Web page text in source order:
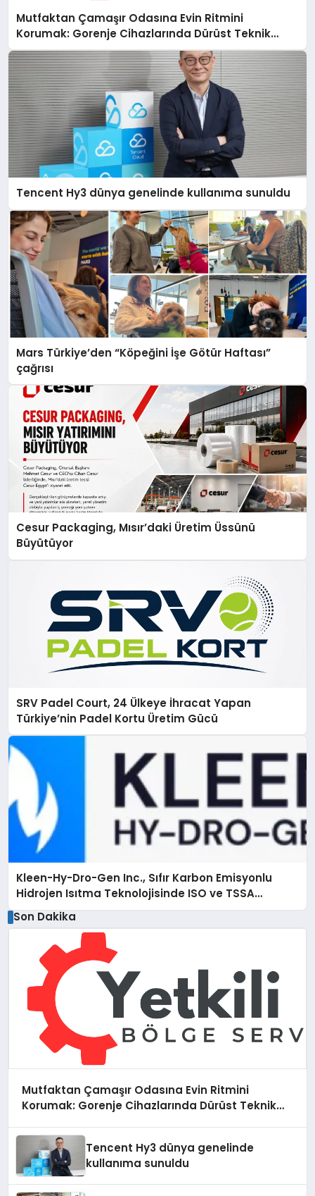
Mutfaktan Çamaşır Odasına Evin Ritmini
Korumak: Gorenje Cihazlarında Dürüst Teknik
Destek Deneyimi
Tencent Hy3 dünya genelinde kullanıma sunuldu
Mars Türkiye’den “Köpeğini İşe Götür Haftası”
çağrısı
Cesur Packaging, Mısır’daki Üretim Üssünü
Büyütüyor
SRV Padel Court, 24 Ülkeye İhracat Yapan
Türkiye’nin Padel Kortu Üretim Gücü
Kleen-Hy-Dro-Gen Inc., Sıfır Karbon Emisyonlu
Hidrojen Isıtma Teknolojisinde ISO ve TSSA
Düzenleyici Onaylarını Aldı
Son Dakika
Mutfaktan Çamaşır Odasına Evin Ritmini
Korumak: Gorenje Cihazlarında Dürüst Teknik
Tencent Hy3 dünya genelinde
kullanıma sunuldu